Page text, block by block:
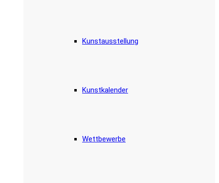
Kunstausstellung
Kunstkalender
Wettbewerbe